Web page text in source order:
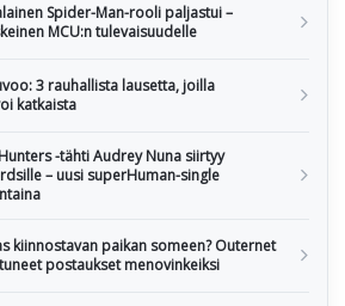
Spider-Man-rooli paljastui –
MCU:n tulevaisuudelle
3 rauhallista lausetta, joilla
katkaista
-tähti Audrey Nuna siirtyy
– uusi superHuman-single
kiinnostavan paikan someen? Outernet
postaukset menovinkeiksi